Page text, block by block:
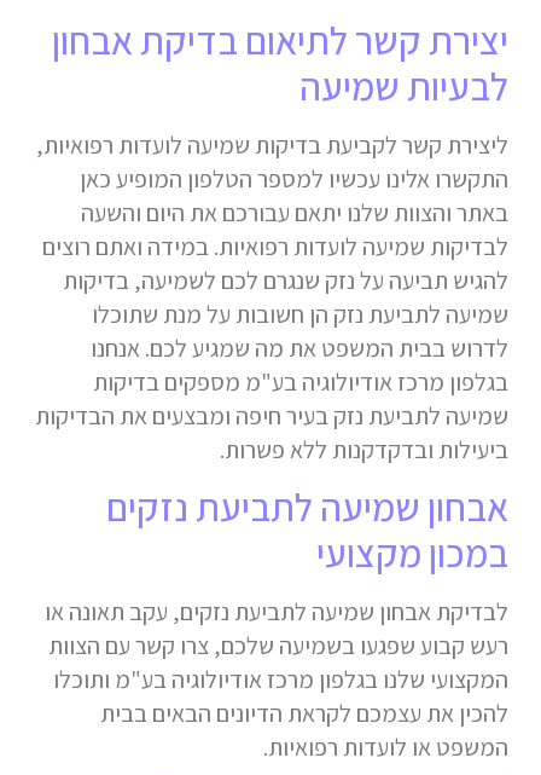
יצירת קשר לתיאום בדיקת אבחון
לבעיות שמיעה
ליצירת קשר לקביעת בדיקות שמיעה לועדות רפואיות,
התקשרו אלינו עכשיו למספר הטלפון המופיע כאן
באתר והצוות שלנו יתאם עבורכם את היום והשעה
לבדיקות שמיעה לועדות רפואיות. במידה ואתם רוצים
להגיש תביעה על נזק שנגרם לכם לשמיעה, בדיקות
שמיעה לתביעת נזק הן חשובות על מנת שתוכלו
לדרוש בבית המשפט את מה שמגיע לכם. אנחנו
בגלפון מרכז אודיולוגיה בע"מ מספקים בדיקות
שמיעה לתביעת נזק בעיר חיפה ומבצעים את הבדיקות
ביעילות ובדקדקנות ללא פשרות.
אבחון שמיעה לתביעת נזקים
במכון מקצועי
לבדיקת אבחון שמיעה לתביעת נזקים, עקב תאונה או
רעש קבוע שפגעו בשמיעה שלכם, צרו קשר עם הצוות
המקצועי שלנו בגלפון מרכז אודיולוגיה בע"מ ותוכלו
להכין את עצמכם לקראת הדיונים הבאים בבית
המשפט או לועדות רפואיות.